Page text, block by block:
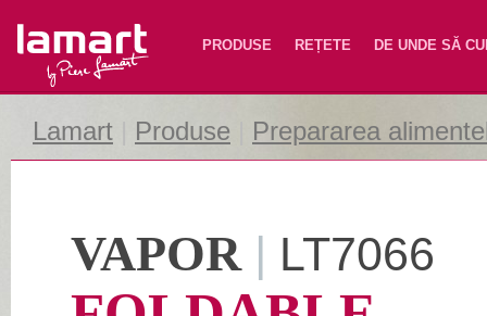
Lamart PRODUSE REȚETE DE UNDE SĂ
Lamart Produse Prepararea
VAPOR| LT7066